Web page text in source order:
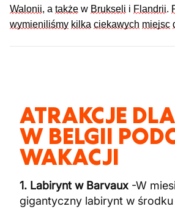
Walonii, a także w Brukseli i Flandrii.
wymieniliśmy kilka ciekawych miejsc
ATRAKCJE
W BELGII
WAKACJI
1. Labirynt w Barvaux -W
gigantyczny labirynt w